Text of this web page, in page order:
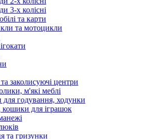
3-х колісні
та карти
та мотоцикли
заколисуючі центри
м'які меблі
для годування, ходунки
для іграшок
та гризунки